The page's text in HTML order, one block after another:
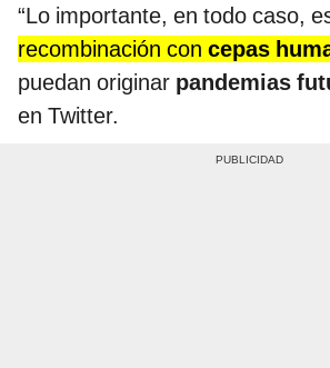
“Lo importante, en todo caso,
recombinación con cepas
puedan originar pandemias
en Twitter.